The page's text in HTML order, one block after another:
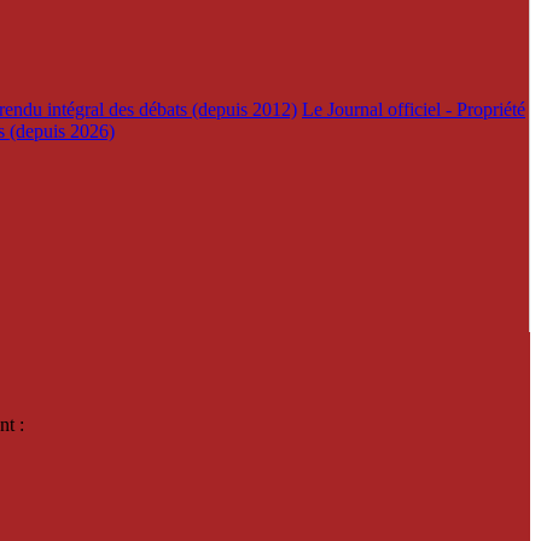
intégral des débats (depuis 2012) Le Journal officiel - Propriété
(depuis 2026)
: